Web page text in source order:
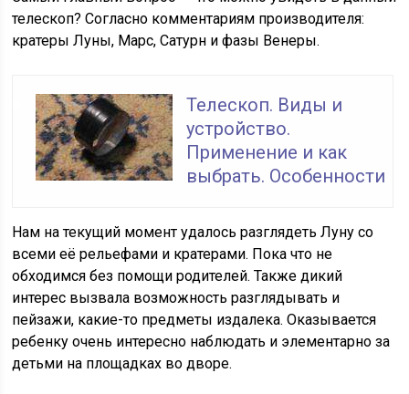
телескоп? Согласно комментариям производителя:
кратеры Луны, Марс, Сатурн и фазы Венеры.
Телескоп. Виды и
устройство.
Применение и как
выбрать. Особенности
Нам на текущий момент удалось разглядеть Луну со
всеми её рельефами и кратерами. Пока что не
обходимся без помощи родителей. Также дикий
интерес вызвала возможность разглядывать и
пейзажи, какие-то предметы издалека. Оказывается
ребенку очень интересно наблюдать и элементарно за
детьми на площадках во дворе.